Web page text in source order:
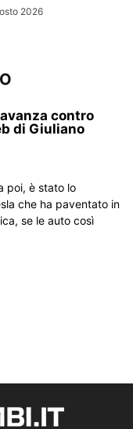
2026
contro
di Giuliano
poi, è stato lo
che ha paventato in
se le auto così